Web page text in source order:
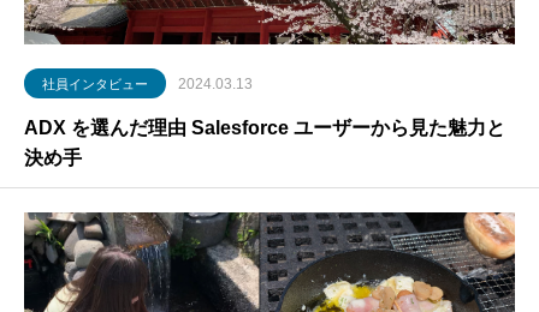
社員インタビュー 2024.03.13
ADX を選んだ理由 Salesforce ユーザーから見た魅力と
決め手